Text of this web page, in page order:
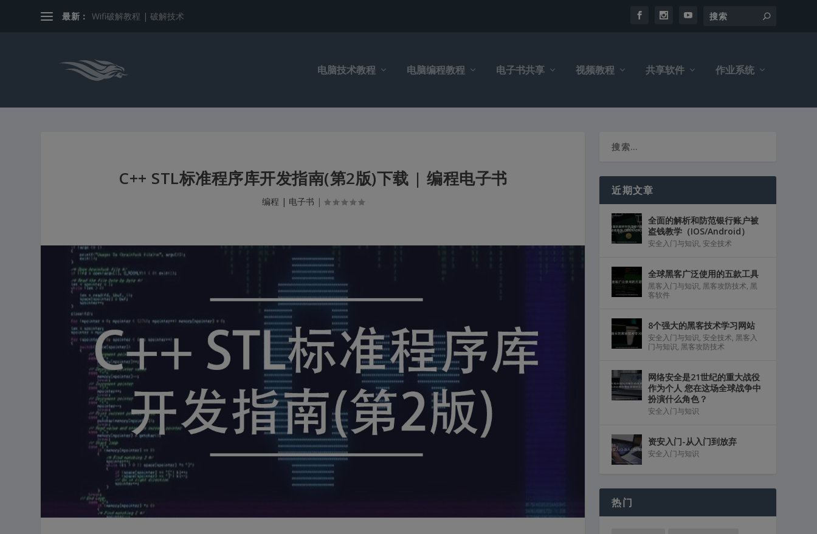
最新： Wifi破解教程 | 破解技术
电脑技术教程 电脑编程教程 电子书共享 视频教程 共享软件 作业系统
C++ STL标准程序库开发指南(第2版)下载 | 编程电子书
编程 | 电子书 |
近期文章
全面的解析和防范银行账户被
盗钱教学（IOS/Android）
安全入门与知识, 安全技术
全球黑客广泛使用的五款工具
黑客入门与知识, 黑客攻防技术, 黑
客软件
8个强大的黑客技术学习网站
安全入门与知识, 安全技术, 黑客入
门与知识, 黑客攻防技术
网络安全是21世纪的重大战役
作为个人 您在这场全球战争中
扮演什么角色？
安全入门与知识
资安入门-从入门到放弃
安全入门与知识
热门